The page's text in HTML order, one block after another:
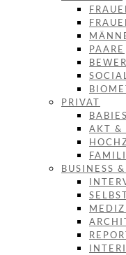
PAARE
PRIVAT
AKT &
BUSINESS